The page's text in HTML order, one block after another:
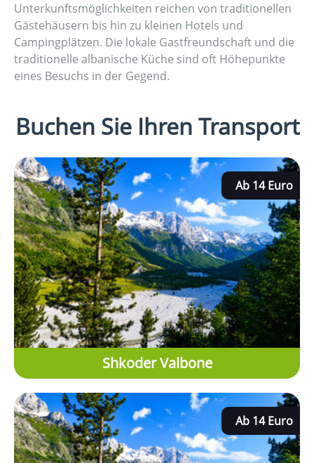
Unterkunftsmöglichkeiten reichen von traditionellen
Gästehäusern bis hin zu kleinen Hotels und
Campingplätzen. Die lokale Gastfreundschaft und die
traditionelle albanische Küche sind oft Höhepunkte
eines Besuchs in der Gegend.
Buchen Sie Ihren Transport
Shkoder Valbone
Ab 14 Euro
Ab 14 Euro